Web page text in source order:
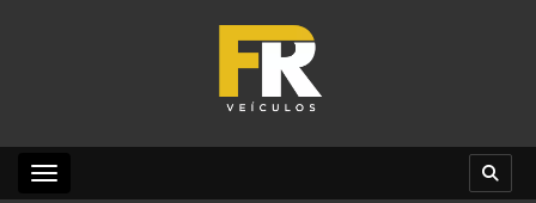
Toggle navigation